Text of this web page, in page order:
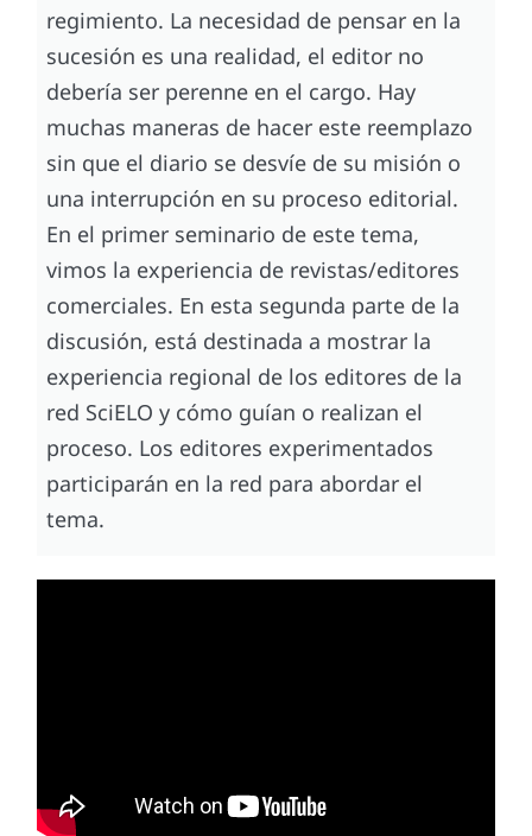
regimiento. La necesidad de pensar en la
sucesión es una realidad, el editor no
debería ser perenne en el cargo. Hay
muchas maneras de hacer este reemplazo
sin que el diario se desvíe de su misión o
una interrupción en su proceso editorial.
En el primer seminario de este tema,
vimos la experiencia de revistas/editores
comerciales. En esta segunda parte de la
discusión, está destinada a mostrar la
experiencia regional de los editores de la
red SciELO y cómo guían o realizan el
proceso. Los editores experimentados
participarán en la red para abordar el
tema.